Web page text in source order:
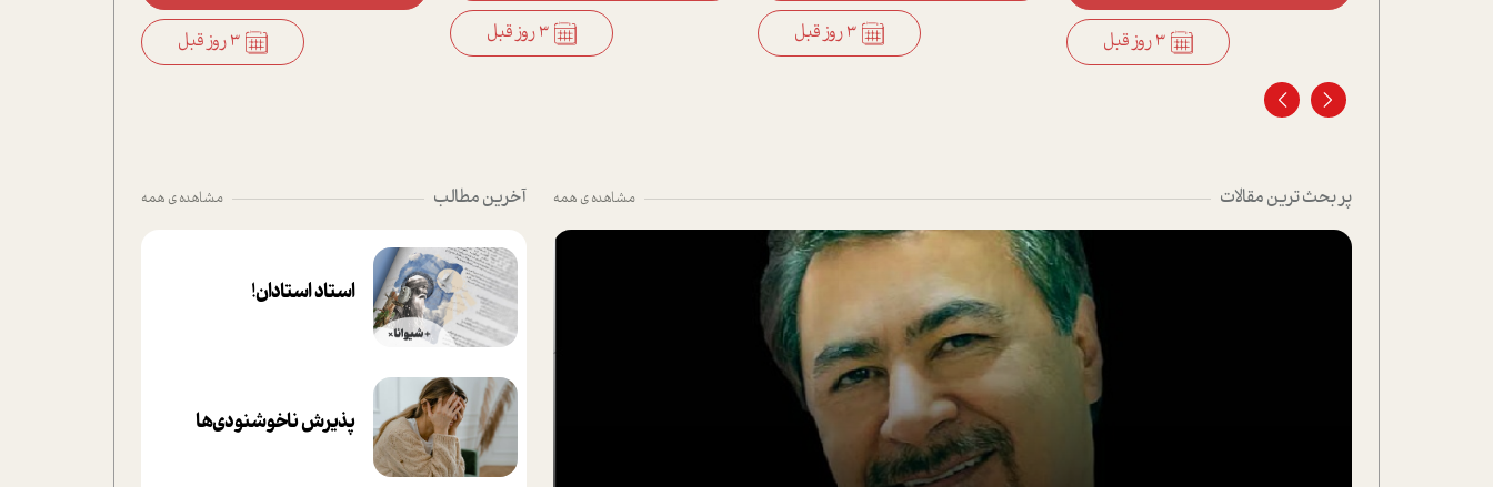
3 روز قبل 3 روز قبل 3 روز قبل 3 روز قبل
پر بحث ترین مقالات مشاهده ی همه آخرین مطالب مشاهده ی همه
استاد استادان!
پذیرش ناخوشنودی‌ها